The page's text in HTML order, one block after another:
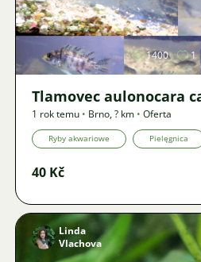
1400 1
Tlamovec aulonocara
1 rok temu • Brno,? km • Oferta
Ryby akwariowe Pielęgnica
40 Kč
Linda
Vlachova